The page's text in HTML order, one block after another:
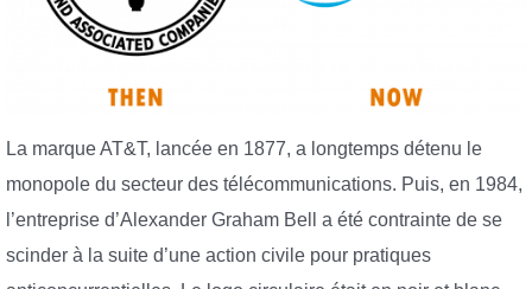
La marque AT&T, lancée en 1877, a longtemps détenu le
monopole du secteur des télécommunications. Puis, en 1984,
l’entreprise d’Alexander Graham Bell a été contrainte de se
scinder à la suite d’une action civile pour pratiques